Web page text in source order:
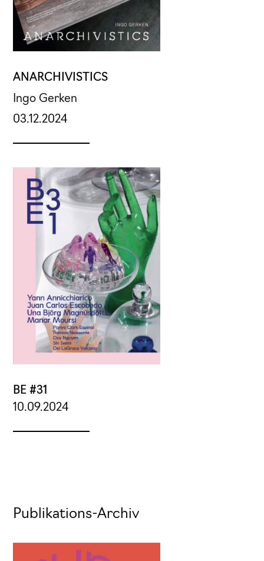
ANARCHIVISTICS
Ingo Gerken
03.12.2024
BE #31
10.09.2024
Publikations-Archiv